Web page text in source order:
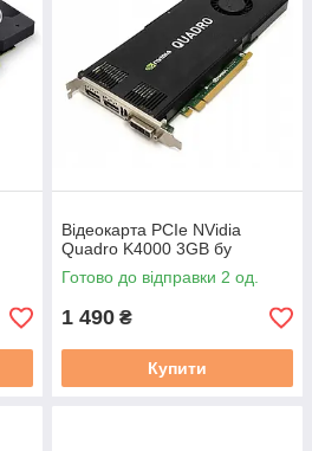
Відеокарта PCIe NVidia
Quadro K4000 3GB бу
Готово до відправки 2 од.
1 490 ₴
Купити